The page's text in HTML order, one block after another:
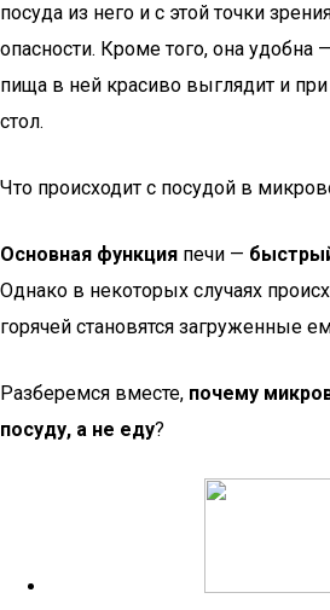
посуда из него и с этой точки
опасности. Кроме того, она удобна
пища в ней красиво выглядит и
стол.
Что происходит с посудой в
Основная функция печи —
Однако в некоторых случаях
горячей становятся загруженные
Разберемся вместе, почему
посуду, а не еду?